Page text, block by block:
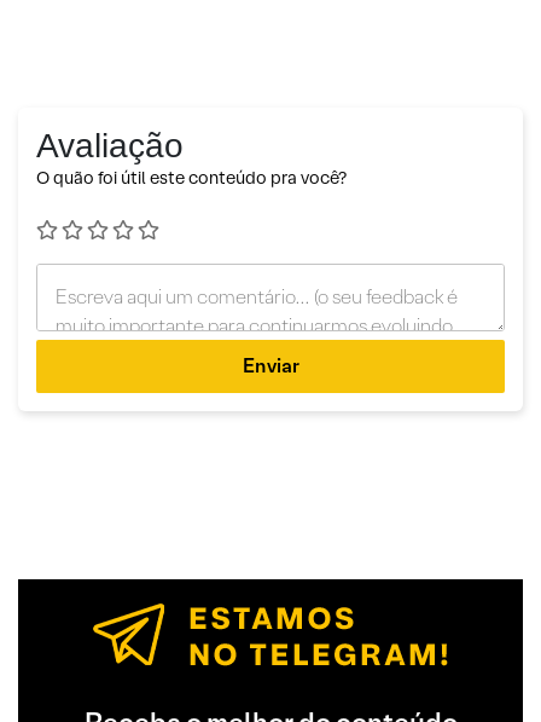
Avaliação
O quão foi útil este conteúdo pra você?
Enviar